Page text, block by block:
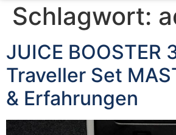
Schlagwort:
JUICE BOOSTER
Traveller Set
& Erfahrungen